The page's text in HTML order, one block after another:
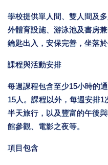
學校提供單人間、雙人間及
外體育設施、游泳池及書房
鑰匙出入，安保完善，坐落
課程與活動安排
每週課程包含至少15小時的
15人。課程以外，每週安排
半天旅行，以及豐富的午後
館參觀、電影之夜等。
項目包含